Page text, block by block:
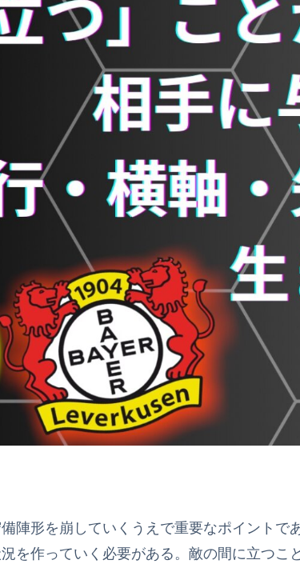
陣形を崩していくうえで重要なポイント
を作っていく必要がある。敵の間に立つこ